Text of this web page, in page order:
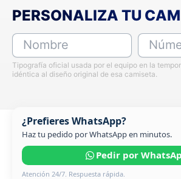
PERSONALIZA TU
Nombre
Tipografía oficial usada por el equipo en la
idéntica al diseño original de esa camiseta.
¿Prefieres WhatsApp?
Haz tu pedido por WhatsApp en minutos.
Pedir por
Atención 24/7. Respuesta rápida.